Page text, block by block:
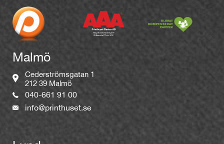
Malmö
Cederströmsgatan 1
212 39 Malmö
040-661 91 00
info@printhuset.se